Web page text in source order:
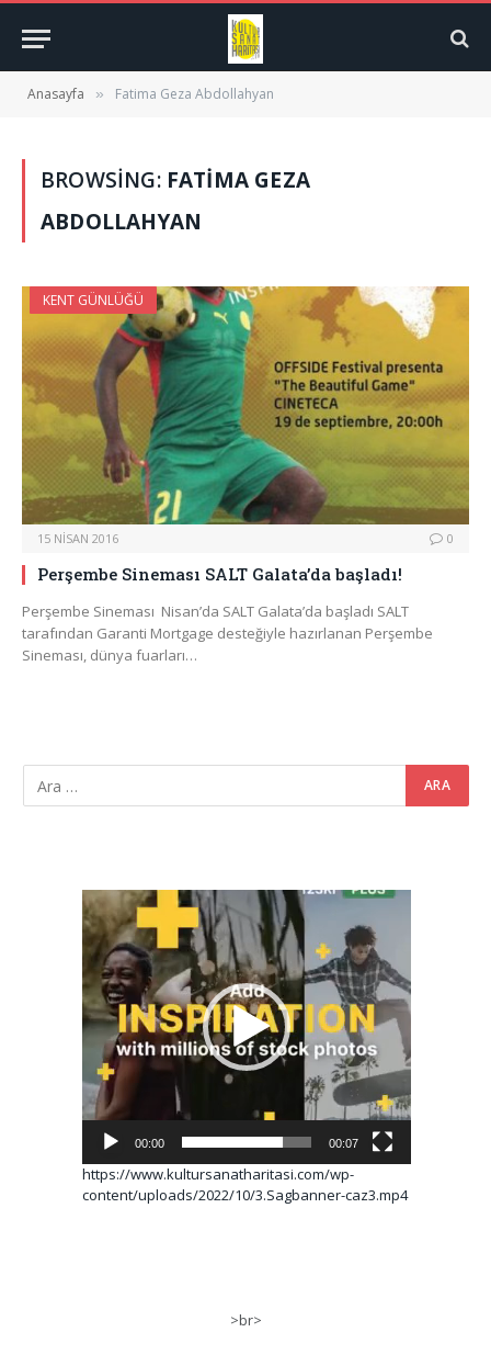
Anasayfa » Fatima Geza Abdollahyan
BROWSING: FATIMA GEZA
ABDOLLAHYAN
KENT GÜNLÜĞÜ
15 NISAN 2016 0
Perşembe Sineması SALT Galata’da başladı!
Perşembe Sineması Nisan’da SALT Galata’da başladı SALT
tarafından Garanti Mortgage desteğiyle hazırlanan Perşembe
Sineması, dünya fuarları…
Video
oynatıcı
00:00 00:07
https://www.kultursanatharitasi.com/wp-
content/uploads/2022/10/3.Sagbanner-caz3.mp4
>br>